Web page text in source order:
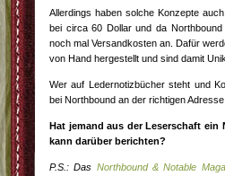
Allerdings haben solche Konzepte
bei circa 60 Dollar und da
noch mal Versandkosten an. Dafür
von Hand hergestellt und sind damit
Wer auf Ledernotizbücher steht und
bei Northbound an der richtigen Adresse
Hat jemand aus der Leserschaft
kann darüber berichten?
P.S.: Das Northbound & Notable